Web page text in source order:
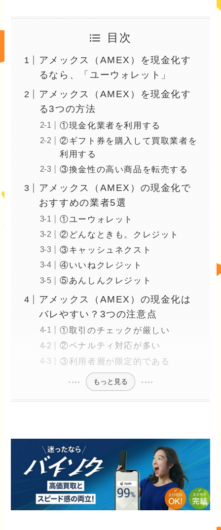
目次
アメックス（AMEX）を現金化す
るなら、「ユーウォレット」
アメックス（AMEX）を現金化す
る3つの方法
①現金化業者を利用する
②ギフト券を購入して買取業者を
利用する
③換金性の高い商品を転売する
アメックス（AMEX）の現金化で
おすすめの業者5選
①ユーウォレット
②どんなときも。クレジット
③キャッシュネクスト
④いいねクレジット
⑤あんしんクレジット
アメックス（AMEX）の現金化は
バレやすい？3つの注意点
①取引のチェックが厳しい
②ペナルティ対応が多い
③利用者層が限定的である
もっと見る